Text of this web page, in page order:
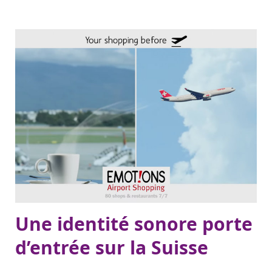
Une identité sonore porte
d’entrée sur la Suisse